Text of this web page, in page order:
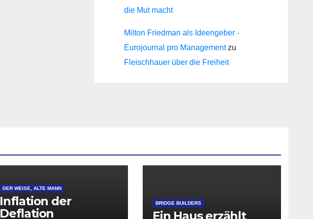
die Mut macht
Milton Friedman als Ideengeber -
Eurojournal pro Managementzu
Fleischhauer über die Freiheit
DER WEISE, ALTE MANN
Inflation der
Deflation
BRIDGE BUILDERS
Ein Haus erzählt